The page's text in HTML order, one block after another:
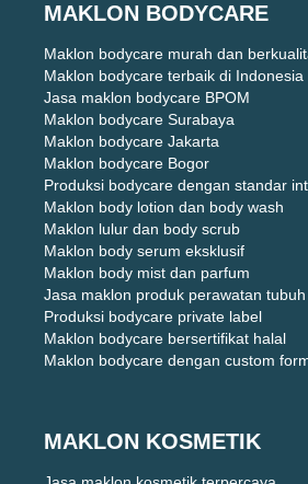
MAKLON BODYCARE
Maklon bodycare murah dan
Maklon bodycare terbaik di Indonesia
Jasa maklon bodycare BPOM
Maklon bodycare Surabaya
Maklon bodycare Jakarta
Maklon bodycare Bogor
Produksi bodycare dengan standar
Maklon body lotion dan body wash
Maklon lulur dan body scrub
Maklon body serum eksklusif
Maklon body mist dan parfum
Jasa maklon produk perawatan tubuh
Produksi bodycare private label
Maklon bodycare bersertifikat halal
Maklon bodycare dengan custom
MAKLON KOSMETIK